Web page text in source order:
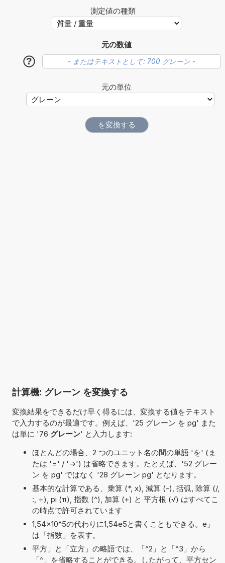
測定値の種類
元の数値
?
元の単位
計算機: グレーン を変換する
変換結果をできるだけ早く得るには、変換する値をテキスト
で入力するのが最適です。例えば、'25 グレーン を pg' また
は単に '76 グレーン' と入力します:
ほとんどの場合、2 つのユニット名の間の単語 'を' (ま
たは '=' / '->') は省略できます。たとえば、'52 グレー
ン を pg' ではなく '28 グレーン pg' となります。
基本的な計算である、乗算 (*, x), 減算 (-), 括弧, 除算 (/,
:, ÷), pi (π), 指数 (^), 加算 (+) と 平方根 (√) はすべてこ
の時点で許可されています
1,54×10^5の代わりに1,54e5と書くこともできる。e」
は「指数」を表す。
平方」と「立方」の略語では、「^2」と「^3」から
「^」を省略することができる。したがって、平方セン